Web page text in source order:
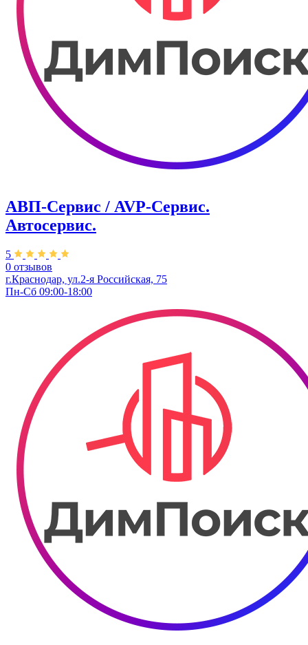
АВП-Сервис / AVP-Сервис.
Автосервис.
5
0 отзывов
г.Краснодар, ул.2-я Российская, 75
Пн-Сб 09:00-18:00